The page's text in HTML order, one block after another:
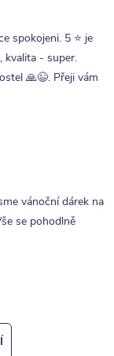
spokojeni. 5 ⭐ je
kvalita - super.
🙏😉. Přeji vám
vánoční dárek na
se pohodlně